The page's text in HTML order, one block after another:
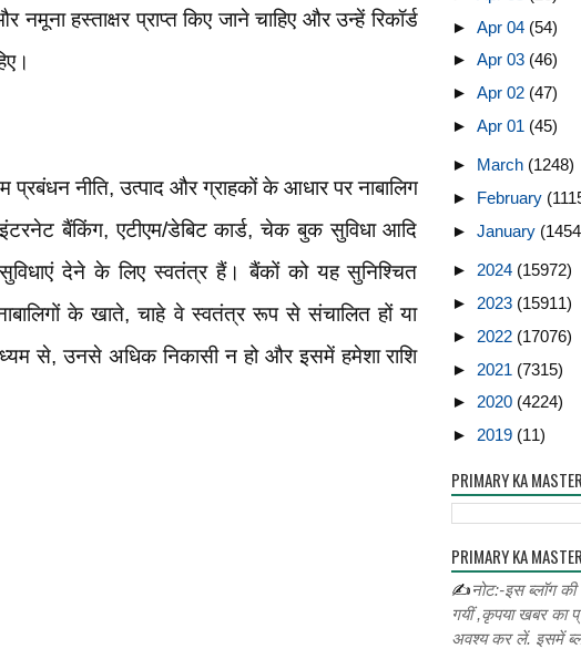
नमूना हस्ताक्षर प्राप्त किए जाने चाहिए और उन्हें रिकॉर्ड
प्रबंधन नीति, उत्पाद और ग्राहकों के आधार पर नाबालिग
इंटरनेट बैंकिंग, एटीएम/डेबिट कार्ड, चेक बुक सुविधा आदि
देने के लिए स्वतंत्र हैं। बैंकों को यह सुनिश्चित
के खाते, चाहे वे स्वतंत्र रूप से संचालित हों या
से, उनसे अधिक निकासी न हो और इसमें हमेशा राशि
► Apr 04 (54)
► Apr 03 (46)
► Apr 02 (47)
► Apr 01 (45)
► March (1248)
► February
► January
► 2024 (15972)
► 2023 (15911)
► 2022 (17076)
► 2021 (7315)
► 2020 (4224)
► 2019 (11)
PRIMARY KA
PRIMARY KA
✍नोट:-इस ब्लॉग
गयीं ,कृपया खबर का
अवश्य कर लें. इसमें